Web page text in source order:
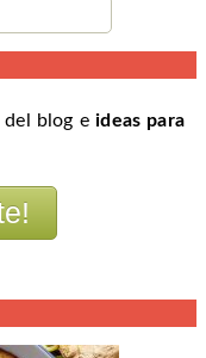
del blog eideas para